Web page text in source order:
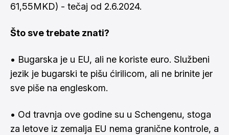
61,55MKD) - tečaj od 2.6.2024.
Što sve trebate znati?
• Bugarska je u EU, ali ne koriste euro. Službeni
jezik je bugarski te pišu ćirilicom, ali ne brinite jer
sve piše na engleskom.
• Od travnja ove godine su u Schengenu, stoga
za letove iz zemalja EU nema granične kontrole, a